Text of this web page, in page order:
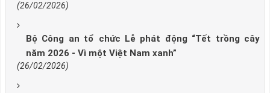
(26/02/2026)
Bộ Công an tổ chức Lễ phát động “Tết trồng cây
năm 2026 - Vì một Việt Nam xanh”
(26/02/2026)